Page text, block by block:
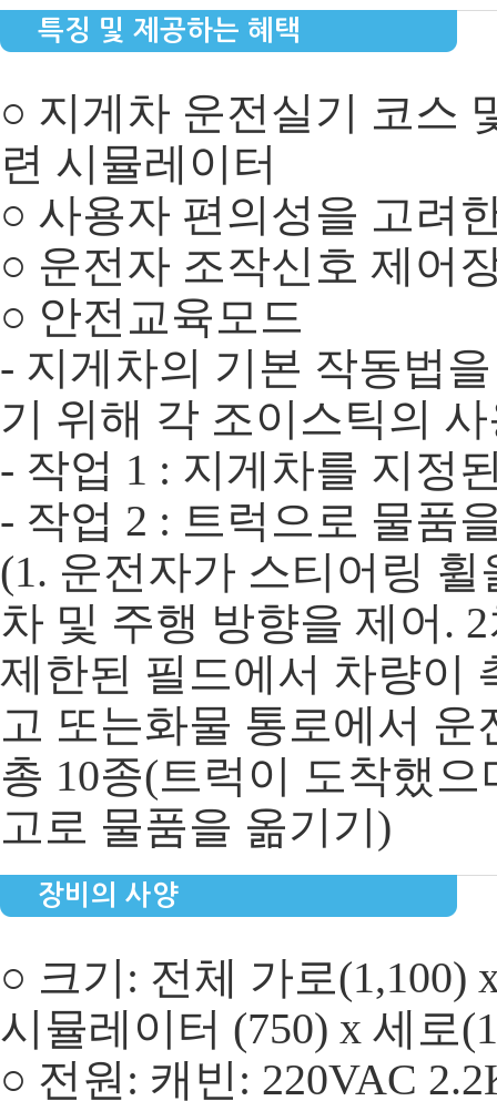
특징 및 제공하는 혜택
○ 지게차 운전실기 코스
련 시뮬레이터
○ 사용자 편의성을 고려
○ 운전자 조작신호 제어
○ 안전교육모드
- 지게차의 기본 작동법
기 위해 각 조이스틱의
- 작업 1 : 지게차를 지정
- 작업 2 : 트럭으로 물품
(1. 운전자가 스티어링
차 및 주행 방향을 제어.
제한된 필드에서 차량이
고 또는화물 통로에서
총 10종(트럭이 도착했
고로 물품을 옮기기)
장비의 사양
○ 크기: 전체 가로(1,100)
시뮬레이터 (750) x 세로
○ 전원: 캐빈: 220VAC